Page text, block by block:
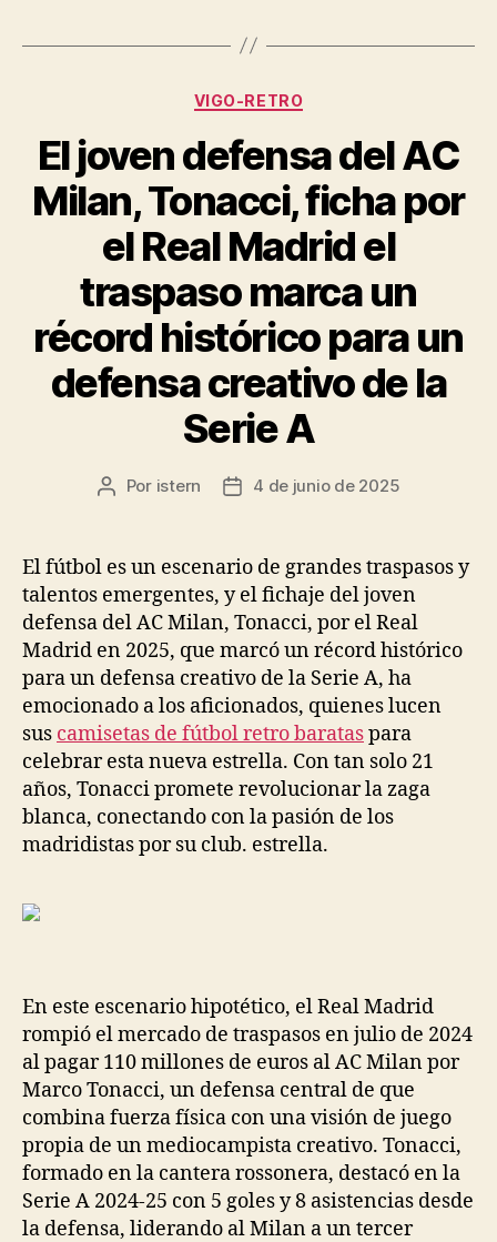
Categorías
VIGO-RETRO
El joven defensa del AC
Milan, Tonacci, ficha por
el Real Madrid el
traspaso marca un
récord histórico para un
defensa creativo de la
Serie A
Autor
entrada
Por istern
Fecha
entrada
4 de junio de 2025
El fútbol es un escenario de grandes traspasos y
talentos emergentes, y el fichaje del joven
defensa del AC Milan, Tonacci, por el Real
Madrid en 2025, que marcó un récord histórico
para un defensa creativo de la Serie A, ha
emocionado a los aficionados, quienes lucen
sus camisetas de fútbol retro barataspara
celebrar esta nueva estrella. Con tan solo 21
años, Tonacci promete revolucionar la zaga
blanca, conectando con la pasión de los
madridistas por su club. estrella.
En este escenario hipotético, el Real Madrid
rompió el mercado de traspasos en julio de 2024
al pagar 110 millones de euros al AC Milan por
Marco Tonacci, un defensa central de que
combina fuerza física con una visión de juego
propia de un mediocampista creativo. Tonacci,
formado en la cantera rossonera, destacó en la
Serie A 2024-25 con 5 goles y 8 asistencias desde
la defensa, liderando al Milan a un tercer